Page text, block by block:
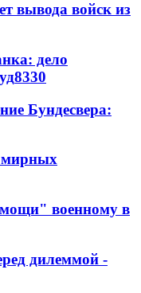
вывода войск из
дело
8330
Бундесвера:
мирных
военному в
дилеммой -